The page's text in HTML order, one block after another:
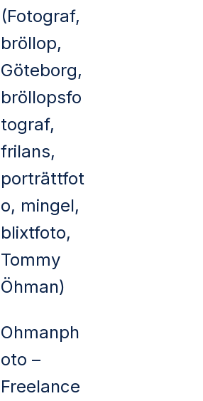
(Fotograf,
bröllop,
Göteborg,
bröllopsfo
tograf,
frilans,
porträttfot
o, mingel,
blixtfoto,
Tommy
Öhman)
Ohmanph
oto –
Freelance